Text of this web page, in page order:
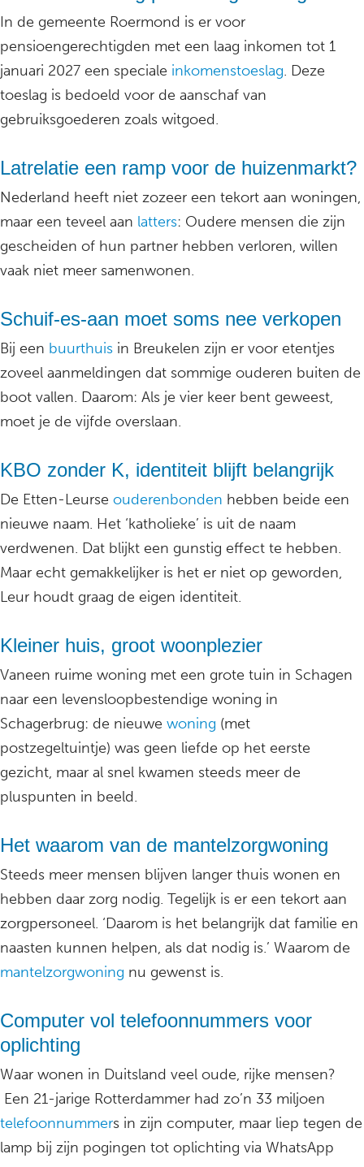
In de gemeente Roermond is er voor
pensioengerechtigden met een laag inkomen tot 1
januari 2027 een speciale inkomenstoeslag. Deze
toeslag is bedoeld voor de aanschaf van
gebruiksgoederen zoals witgoed.
Latrelatie een ramp voor de huizenmarkt?
Nederland heeft niet zozeer een tekort aan woningen,
maar een teveel aan latters: Oudere mensen die zijn
gescheiden of hun partner hebben verloren, willen
vaak niet meer samenwonen.
Schuif-es-aan moet soms nee verkopen
Bij een buurthuis in Breukelen zijn er voor etentjes
zoveel aanmeldingen dat sommige ouderen buiten de
boot vallen. Daarom: Als je vier keer bent geweest,
moet je de vijfde overslaan.
KBO zonder K, identiteit blijft belangrijk
De Etten-Leurse ouderenbonden hebben beide een
nieuwe naam. Het ‘katholieke’ is uit de naam
verdwenen. Dat blijkt een gunstig effect te hebben.
Maar echt gemakkelijker is het er niet op geworden,
Leur houdt graag de eigen identiteit.
Kleiner huis, groot woonplezier
Vaneen ruime woning met een grote tuin in Schagen
naar een levensloopbestendige woning in
Schagerbrug: de nieuwe woning (met
postzegeltuintje) was geen liefde op het eerste
gezicht, maar al snel kwamen steeds meer de
pluspunten in beeld.
Het waarom van de mantelzorgwoning
Steeds meer mensen blijven langer thuis wonen en
hebben daar zorg nodig. Tegelijk is er een tekort aan
zorgpersoneel. ‘Daarom is het belangrijk dat familie en
naasten kunnen helpen, als dat nodig is.’ Waarom de
mantelzorgwoning nu gewenst is.
Computer vol telefoonnummers voor
oplichting
Waar wonen in Duitsland veel oude, rijke mensen?
Een 21-jarige Rotterdammer had zo’n 33 miljoen
telefoonnummers in zijn computer, maar liep tegen de
lamp bij zijn pogingen tot oplichting via WhatsApp